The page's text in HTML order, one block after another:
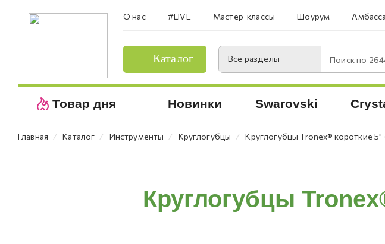
О нас #LIVE Мастер-классы Шоурум
Каталог Все разделы Поиск по
Товар дня Новинки Swarovski
Главная ⁄ Каталог ⁄ Инструменты ⁄ Круглогубцы ⁄ Круглогубцы Tronex® короткие
Круглогубцы